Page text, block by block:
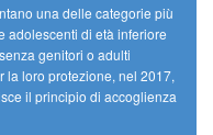
una delle categorie più
adolescenti di età inferiore
genitori o adulti
la loro protezione, nel 2017,
il principio di accoglienza